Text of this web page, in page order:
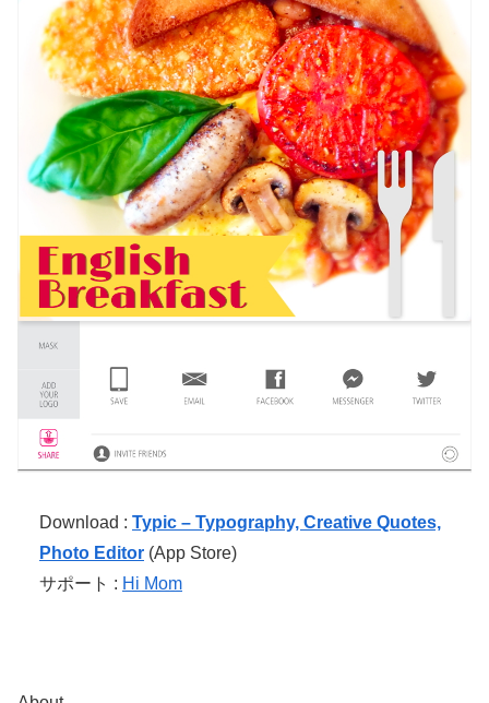
Download : Typic – Typography, Creative Quotes,
Photo Editor (App Store)
サポート : Hi Mom